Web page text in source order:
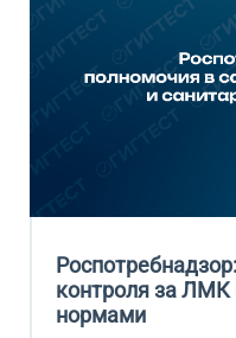
контроля за
нормами